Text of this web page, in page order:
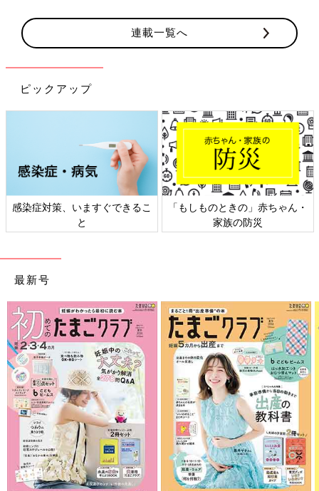
連載一覧へ
ピックアップ
・
日本外来小児科学会リーフレッ
ト検討会
六星占術 細木かおりさんの
相談
最新号